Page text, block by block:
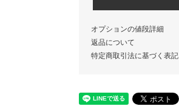
オプションの値段詳細
返品について
特定商取引法に基づく表記